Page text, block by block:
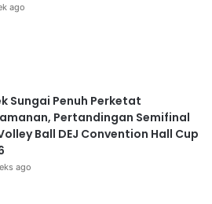
ago
Sungai Penuh Perketat
Pertandingan Semifinal
Ball DEJ Convention Hall Cup
ago